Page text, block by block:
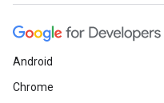
Android
Chrome